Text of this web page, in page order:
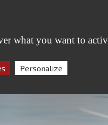
what you want to
Personalize